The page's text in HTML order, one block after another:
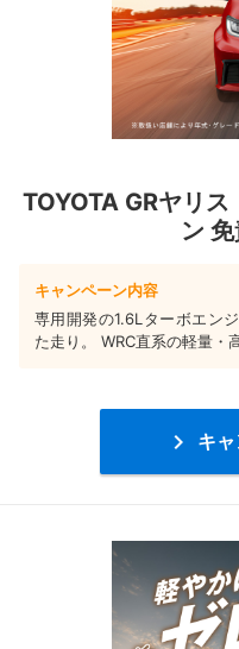
TOYOTA GRヤリ
ン
キャンペーン内容
専用開発の1.6Lターボエン
た走り。 WRC直系の軽量・
 キ